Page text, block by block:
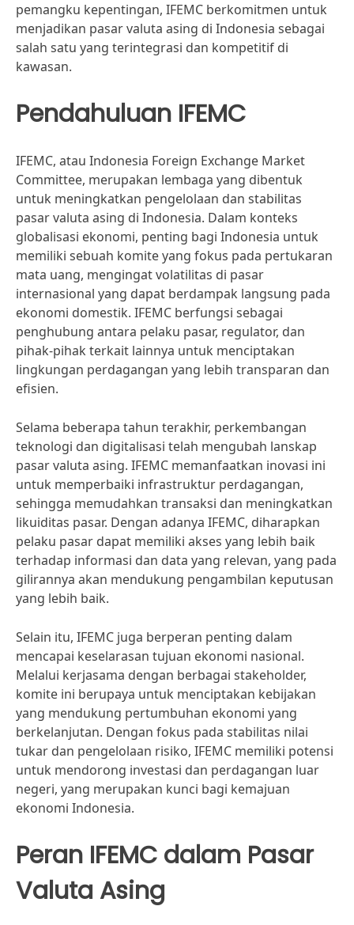
pemangku kepentingan, IFEMC berkomitmen untuk
menjadikan pasar valuta asing di Indonesia sebagai
salah satu yang terintegrasi dan kompetitif di
kawasan.
Pendahuluan IFEMC
IFEMC, atau Indonesia Foreign Exchange Market
Committee, merupakan lembaga yang dibentuk
untuk meningkatkan pengelolaan dan stabilitas
pasar valuta asing di Indonesia. Dalam konteks
globalisasi ekonomi, penting bagi Indonesia untuk
memiliki sebuah komite yang fokus pada pertukaran
mata uang, mengingat volatilitas di pasar
internasional yang dapat berdampak langsung pada
ekonomi domestik. IFEMC berfungsi sebagai
penghubung antara pelaku pasar, regulator, dan
pihak-pihak terkait lainnya untuk menciptakan
lingkungan perdagangan yang lebih transparan dan
efisien.
Selama beberapa tahun terakhir, perkembangan
teknologi dan digitalisasi telah mengubah lanskap
pasar valuta asing. IFEMC memanfaatkan inovasi ini
untuk memperbaiki infrastruktur perdagangan,
sehingga memudahkan transaksi dan meningkatkan
likuiditas pasar. Dengan adanya IFEMC, diharapkan
pelaku pasar dapat memiliki akses yang lebih baik
terhadap informasi dan data yang relevan, yang pada
gilirannya akan mendukung pengambilan keputusan
yang lebih baik.
Selain itu, IFEMC juga berperan penting dalam
mencapai keselarasan tujuan ekonomi nasional.
Melalui kerjasama dengan berbagai stakeholder,
komite ini berupaya untuk menciptakan kebijakan
yang mendukung pertumbuhan ekonomi yang
berkelanjutan. Dengan fokus pada stabilitas nilai
tukar dan pengelolaan risiko, IFEMC memiliki potensi
untuk mendorong investasi dan perdagangan luar
negeri, yang merupakan kunci bagi kemajuan
ekonomi Indonesia.
Peran IFEMC dalam Pasar
Valuta Asing